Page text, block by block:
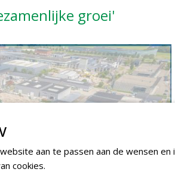
groei'
aan te passen aan de wensen en
cookies.